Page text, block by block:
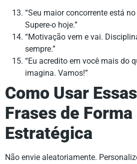
“Seu maior concorrente está
Supere-o hoje.”
“Motivação vem e vai.
sempre.”
“Eu acredito em você mais do
imagina. Vamos!”
Como Usar Essas
Frases de Forma
Estratégica
Não envie aleatoriamente.